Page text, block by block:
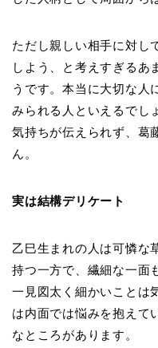
ただし親しい相手に対し
しよう、と考えすぎるあ
うです。本当に大切な人
みられる人といえるでし
気持ちが伝えられず、葛
ん。
実は結構デリケート
乙巳生まれの人は可憐な
持つ一方で、繊細な一面
一見図太く細かいことは
は内面では悩みを抱えて
なところがあります。